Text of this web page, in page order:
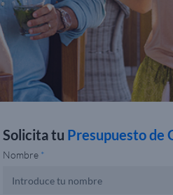
Solicita tu Presupuesto de
Nombre *